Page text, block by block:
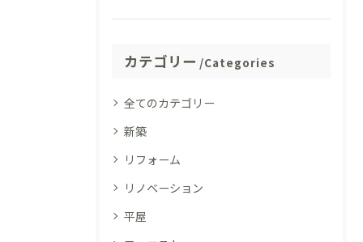
カテゴリー Categories
全てのカテゴリー
新築
リフォーム
リノベーション
平屋